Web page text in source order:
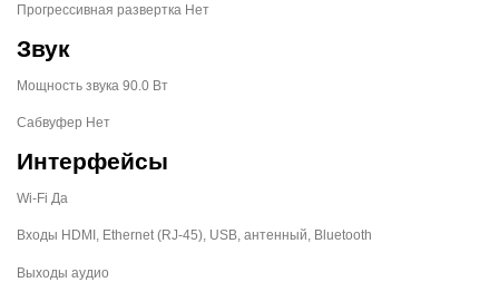
Прогрессивная развертка Нет
Звук
Мощность звука 90.0 Вт
Сабвуфер Нет
Интерфейсы
Wi-Fi Да
Входы HDMI, Ethernet (RJ-45), USB, антенный, Bluetooth
Выходы аудио